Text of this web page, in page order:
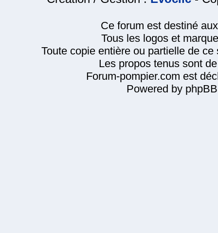
Ce forum est destiné
Tous les logos et
Toute copie entière ou partielle de
Les propos tenus sont
Forum-pompier.com est
Powered by